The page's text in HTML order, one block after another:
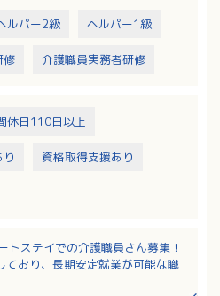
ルパー2級 ヘルパー1級
修 介護職員実務者研修
休日110日以上
資格取得支援あり
トステイでの介護職員さん募集！
ており、長期安定就業が可能な職